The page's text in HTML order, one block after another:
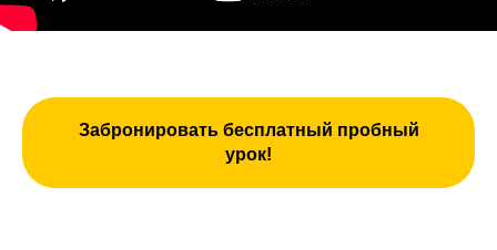
Забронировать бесплатный пробный
урок!